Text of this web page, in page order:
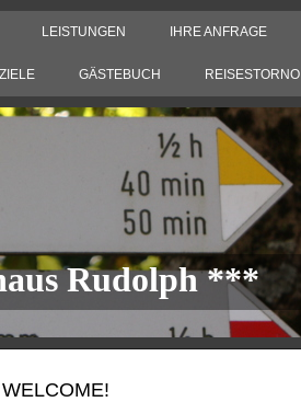
LEISTUNGEN IHRE ANFRAGE
GÄSTEBUCH REISESTORNO
Rudolph ***